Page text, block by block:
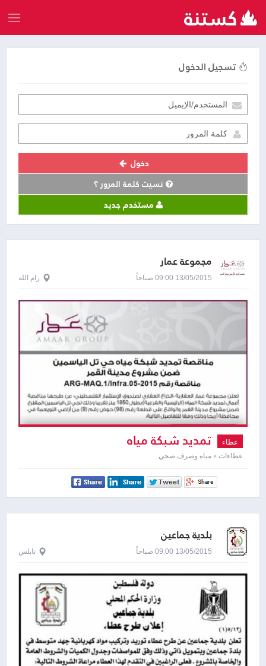
تسجيل الدخول
دخول
نسيت كلمة المرور ؟
مستخدم جديد
مجموعة عمار
13/05/2015 09:00 صباحاً رام الله
عطاء تمديد شبكة مياه
عطاءات » مياه وصرف صحي
بلدية جماعين
13/05/2015 09:00 صباحاً نابلس